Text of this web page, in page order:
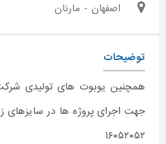
اصفهان - مارنان
توضیحات
همچنین یوبوت های تولیدی
جهت اجرای پروژه ها در سایزهای
۵۲*۵۲*۱۶